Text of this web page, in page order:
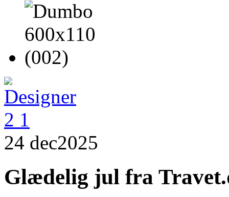
24 dec2025
Glædelig jul fra